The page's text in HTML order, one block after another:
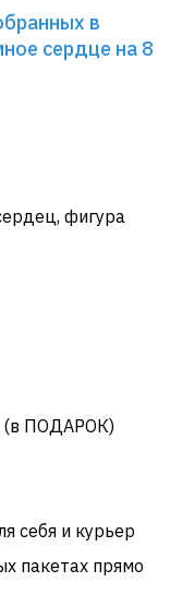
в
сердце на 8
фигура
(в ПОДАРОК)
себя и курьер
пакетах прямо